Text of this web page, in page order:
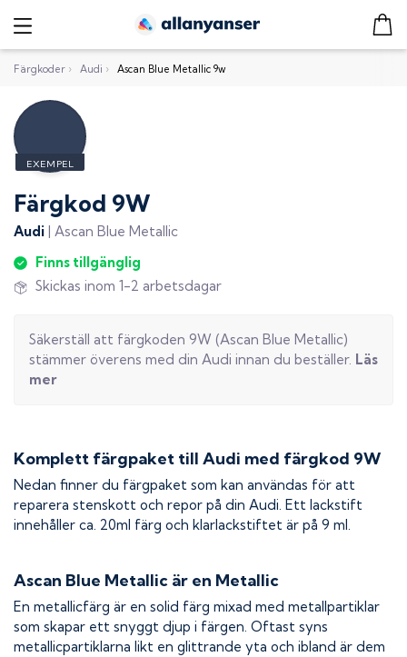
Färgkoder › Audi › Ascan Blue Metallic 9w
Färgkod 9W
Audi | Ascan Blue Metallic
Finns tillgänglig
Skickas inom 1-2 arbetsdagar
Säkerställ att färgkoden 9W (Ascan Blue Metallic)
stämmer överens med din Audi innan du beställer. Läs
mer
Komplett färgpaket till Audi med färgkod 9W
Nedan finner du färgpaket som kan användas för att
reparera stenskott och repor på din Audi. Ett lackstift
innehåller ca. 20ml färg och klarlackstiftet är på 9 ml.
Ascan Blue Metallic är en Metallic
En metallicfärg är en solid färg mixad med metallpartiklar
som skapar ett snyggt djup i färgen. Oftast syns
metallicpartiklarna likt en glittrande yta och ibland är dem